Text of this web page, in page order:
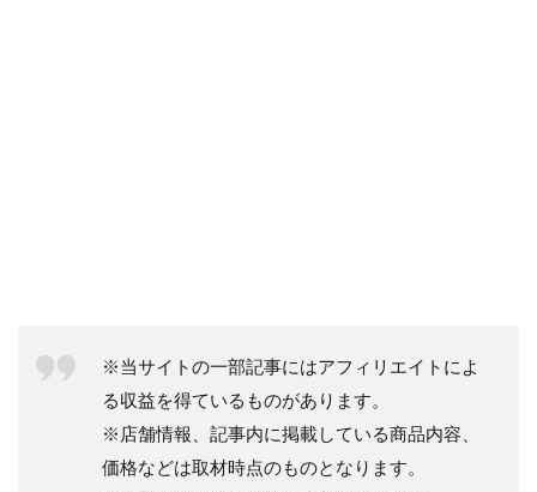
※当サイトの一部記事にはアフィリエイトによ
る収益を得ているものがあります。
※店舗情報、記事内に掲載している商品内容、
価格などは取材時点のものとなります。